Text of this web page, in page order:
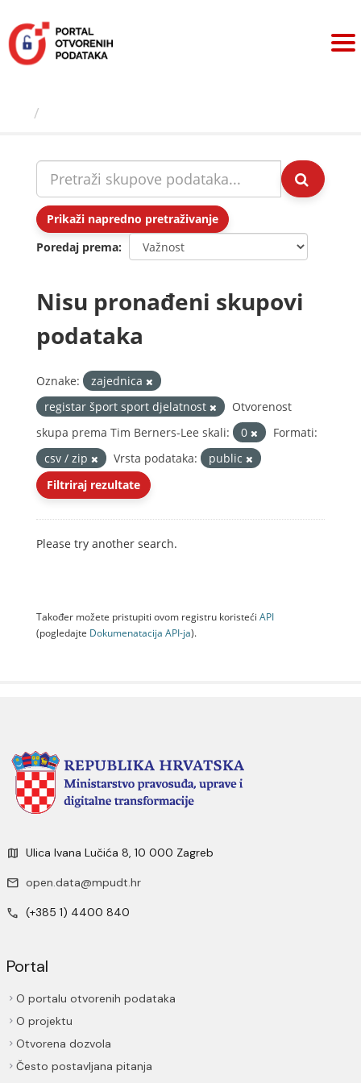
sadržaj
Prikaži napredno pretraživanje
Poredaj prema
Nisu pronađeni skupovi
podataka
Oznake:
zajednica
registar šport sport djelatnost
Otvorenost
skupa prema Tim Berners-Lee skali:
0
Formati:
csv / zip
Vrsta podataka:
public
Filtriraj rezultate
Please try another search.
Također možete pristupiti ovom registru koristeći API
(pogledajte Dokumenаtаcijа API-jа).